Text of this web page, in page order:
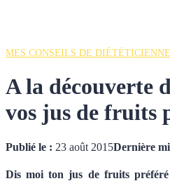
MES CONSEILS DE DIÉTÉTICIENNE
A la découverte
vos jus de fruits
Publié le : 23 août 2015Dernière
Dis moi ton jus de fruits